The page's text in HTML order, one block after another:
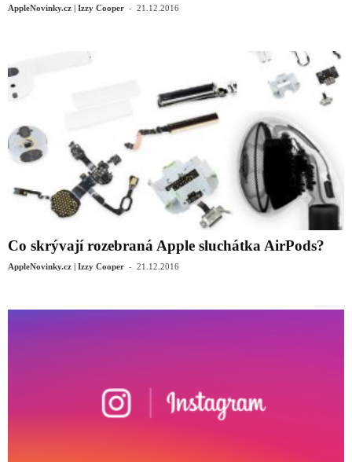
AppleNovinky.cz | Izzy Cooper - 21.12.2016
Co skrývají rozebraná Apple sluchátka AirPods?
AppleNovinky.cz | Izzy Cooper - 21.12.2016